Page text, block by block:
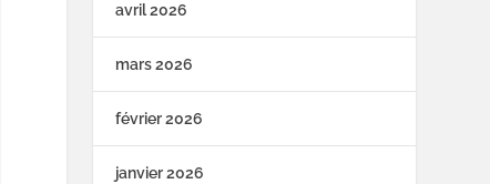
avril 2026
mars 2026
février 2026
janvier 2026